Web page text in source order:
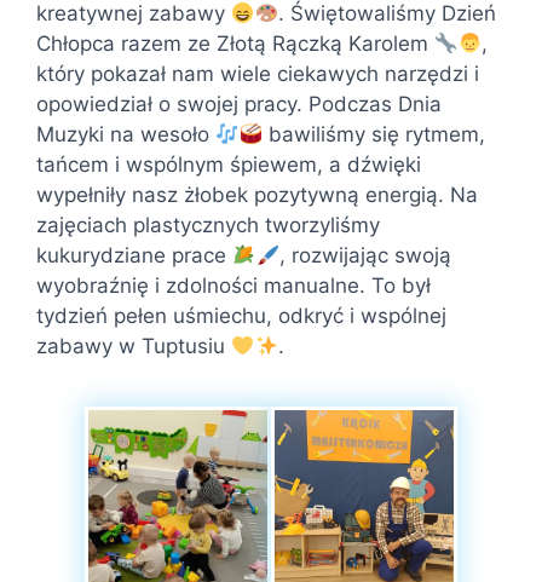
kreatywnej zabawy
. Świętowaliśmy Dzień
Chłopca razem ze Złotą Rączką Karolem
,
który pokazał nam wiele ciekawych narzędzi i
opowiedział o swojej pracy. Podczas Dnia
Muzyki na wesoło
bawiliśmy się rytmem,
tańcem i wspólnym śpiewem, a dźwięki
wypełniły nasz żłobek pozytywną energią. Na
zajęciach plastycznych tworzyliśmy
kukurydziane prace
, rozwijając swoją
wyobraźnię i zdolności manualne. To był
tydzień pełen uśmiechu, odkryć i wspólnej
zabawy w Tuptusiu
.